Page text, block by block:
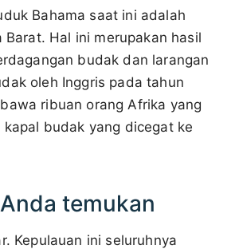
Bahama saat ini adalah
Barat. Hal ini merupakan hasil
budak dan larangan
oleh Inggris pada tahun
ribuan orang Afrika yang
budak yang dicegat ke
temukan
Kepulauan ini seluruhnya